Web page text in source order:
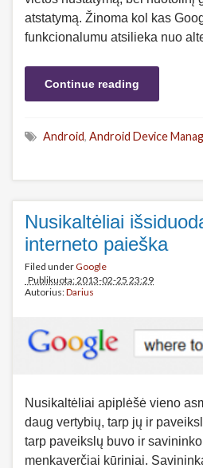
atstatymą. Žinoma kol kas
funkcionalumu atsilieka nuo
Continue reading
Android, Android Device
Nusikaltėliai
interneto paieška
Filed underGoogle
Publikuota: 2013-02-25 23:29
Autorius:Darius
Nusikaltėliai apiplėšė vieno
daug vertybių, tarp jų ir
tarp paveikslų buvo ir
menkaverčiai kūriniai.